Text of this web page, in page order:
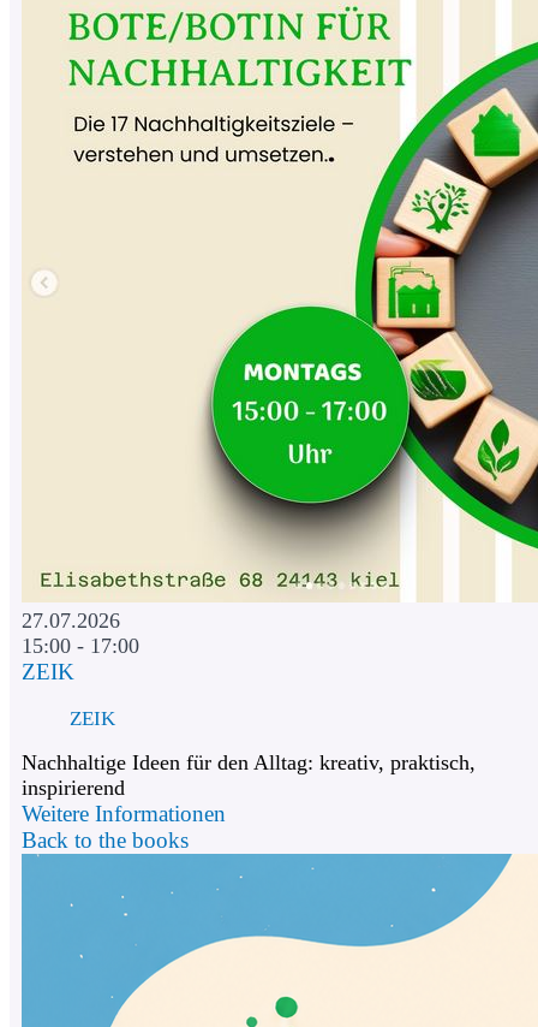
27.07.2026
15:00 - 17:00
ZEIK
ZEIK
Nachhaltige Ideen für den Alltag: kreativ, praktisch,
inspirierend
Weitere Informationen
Back to the books